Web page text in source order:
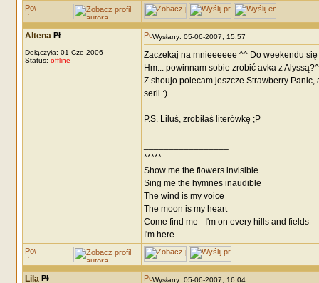
Altena
Dołączyła: 01 Cze 2006
Status: offline
Wysłany: 05-06-2007, 15:57
Zaczekaj na mnieeeeee ^^ Do weekendu
Hm... powinnam sobie zrobić avka z
Z shoujo polecam jeszcze Strawberry
serii :)
P.S. Liluś, zrobiłaś literówkę ;P
*****
Show me the flowers invisible
Sing me the hymnes inaudible
The wind is my voice
The moon is my heart
Come find me - I'm on every hills and fields
I'm here...
Lila Wysłany: 05-06-2007, 16:04